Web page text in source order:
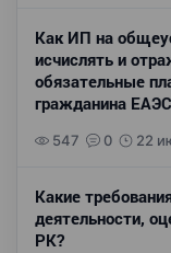
Как ИП на
исчислять и
обязательные
гражданина
547 0 22
Какие
деятельности,
РК?